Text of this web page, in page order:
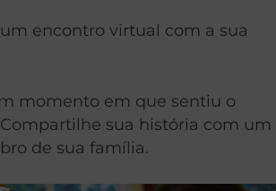
encontro virtual com a sua
momento em que sentiu o
sua história com um
de sua família.